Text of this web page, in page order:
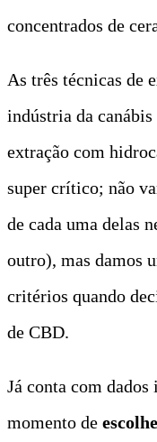
concentrados de
As três técnicas de
indústria da
extração com
super crítico; não
de cada uma delas
outro), mas damos
critérios quando
de CBD.
Já conta com
momento de